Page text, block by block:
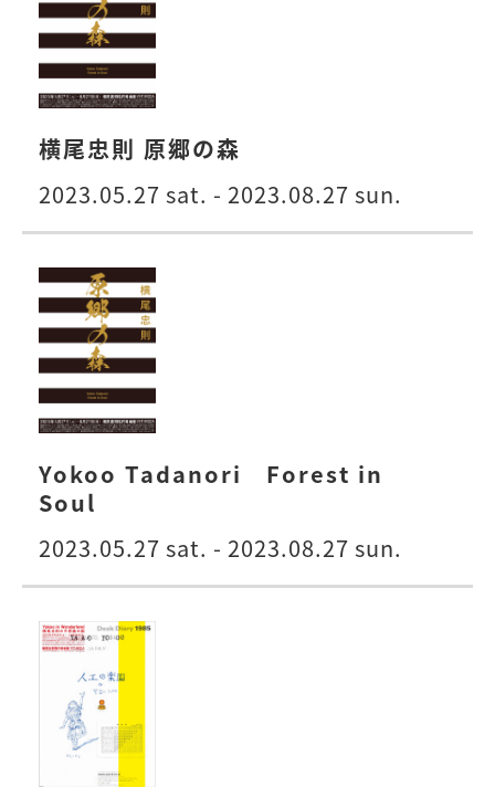
横尾忠則 原郷の森
2023.05.27 sat. - 2023.08.27 sun.
Yokoo Tadanori Forest in
Soul
2023.05.27 sat. - 2023.08.27 sun.